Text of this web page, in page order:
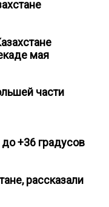
мая
части
+36 градусов
рассказали